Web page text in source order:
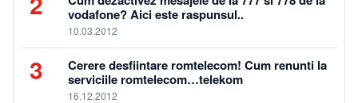
vodafone? Aici este raspunsul..
10.03.2012
3
Cerere desfiintare romtelecom! Cum renunti la
serviciile romtelecom…telekom
16.12.2012